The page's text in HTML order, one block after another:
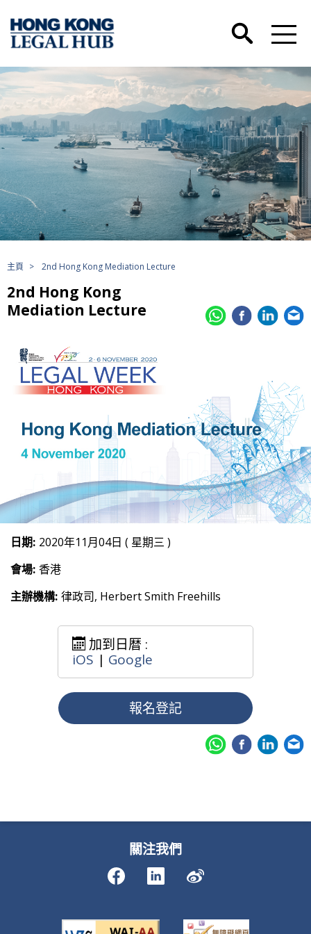
主頁 > 2nd Hong Kong Mediation Lecture
2nd Hong Kong
Mediation Lecture
日期: 2020年11月04日 ( 星期三 )
會場: 香港
主辦機構: 律政司, Herbert Smith Freehills
加到日暦 :
iOS | Google
報名登記
關注我們